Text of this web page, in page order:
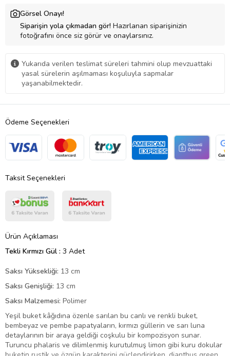
Görsel Onayı!
Siparişin yola çıkmadan gör! Hazırlanan siparişinizin
fotoğrafını önce siz görür ve onaylarsınız.
Yukarıda verilen teslimat süreleri tahmini olup mevzuattaki
yasal sürelerin aşılmaması koşuluyla sapmalar
yaşanabilmektedir.
Ödeme Seçenekleri
Taksit Seçenekleri
Ürün Açıklaması
Tekli Kırmızı Gül : 3 Adet
Saksı Yüksekliği: 13 cm
Saksı Genişliği: 13 cm
Saksı Malzemesi: Polimer
Yeşil buket kâğıdına özenle sarılan bu canlı ve renkli buket,
bembeyaz ve pembe papatyaların, kırmızı güllerin ve sarı luna
detaylarının bir araya geldiği coşkulu bir kompozisyon sunar.
Turuncu phalaris ve dilimlenmiş kurutulmuş limon gibi kuru dokular